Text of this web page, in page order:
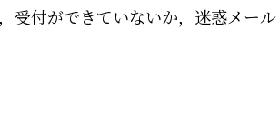
受付ができていないか，迷惑メール